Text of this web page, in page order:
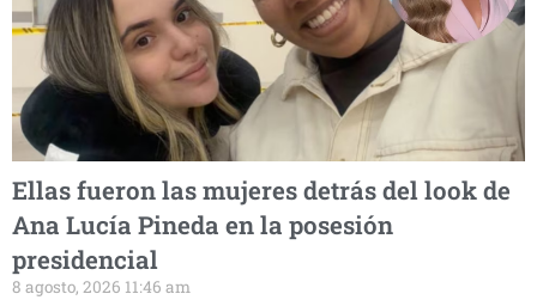
Ellas fueron las mujeres detrás del look de
Ana Lucía Pineda en la posesión
presidencial
8 agosto, 2026 11:46 am